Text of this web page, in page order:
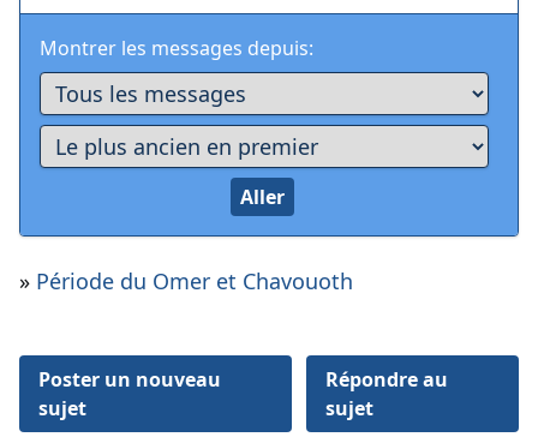
Montrer les messages depuis:
» Période du Omer et Chavouoth
Poster un nouveau
sujet
Répondre au
sujet